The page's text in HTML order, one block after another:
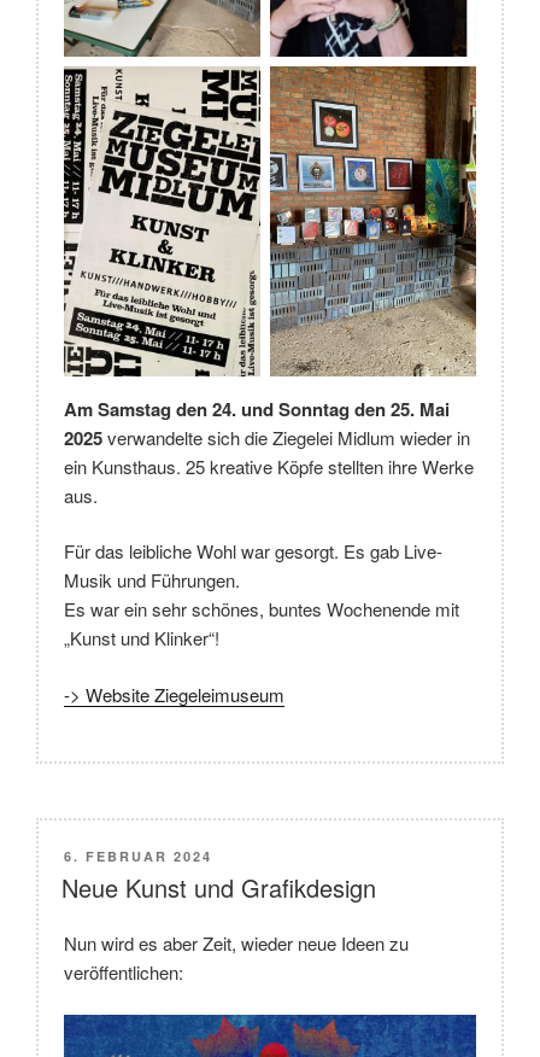
Am Samstag den 24. und Sonntag den 25. Mai
2025verwandelte sich die Ziegelei Midlum wieder in
ein Kunsthaus. 25 kreative Köpfe stellten ihre Werke
aus.
Für das leibliche Wohl war gesorgt. Es gab Live-
Musik und Führungen.
Es war ein sehr schönes, buntes Wochenende mit
„Kunst und Klinker“!
-> Website Ziegeleimuseum
VERÖFFENTLICHT
AM
6. FEBRUAR 2024
Neue Kunst und Grafikdesign
Nun wird es aber Zeit, wieder neue Ideen zu
veröffentlichen: